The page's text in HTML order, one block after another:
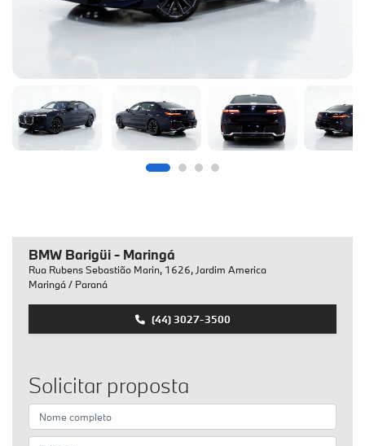
BMW Barigüi - Maringá
Rua Rubens Sebastião Marin, 1626, Jardim America
Maringá / Paraná
(44) 3027-3500
Solicitar proposta